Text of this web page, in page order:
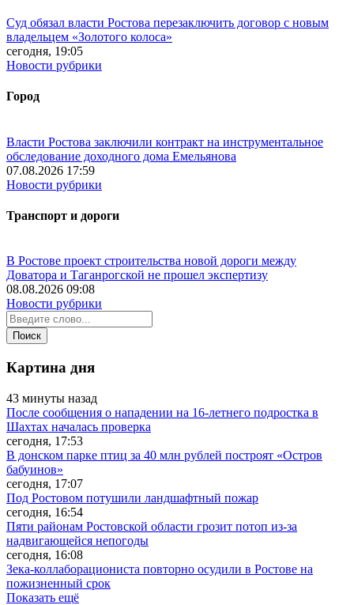
Суд обязал власти Ростова перезаключить договор с новым
владельцем «Золотого колоса»
сегодня, 19:05
Новости рубрики
Город
Власти Ростова заключили контракт на инструментальное
обследование доходного дома Емельянова
07.08.2026 17:59
Новости рубрики
Транспорт и дороги
В Ростове проект строительства новой дороги между
Доватора и Таганрогской не прошел экспертизу
08.08.2026 09:08
Новости рубрики
Картина дня
43 минуты назад
После сообщения о нападении на 16-летнего подростка в
Шахтах началась проверка
сегодня, 17:53
В донском парке птиц за 40 млн рублей построят «Остров
бабуинов»
сегодня, 17:07
Под Ростовом потушили ландшафтный пожар
сегодня, 16:54
Пяти районам Ростовской области грозит потоп из-за
надвигающейся непогоды
сегодня, 16:08
Зека-коллаборациониста повторно осудили в Ростове на
пожизненный срок
Показать ещё